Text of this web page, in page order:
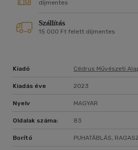
díjmentes
Szállítás
15 000 Ft felett díjmentes
Kiadó Cédrus Művészeti
Kiadás éve 2023
Nyelv MAGYAR
Oldalak száma: 83
Borító PUHATÁBLÁS,